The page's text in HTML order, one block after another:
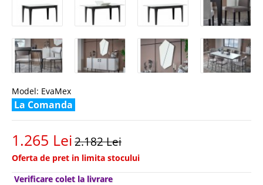
Model: EvaMex
La Comanda
1.265 Lei2.182 Lei
Oferta de pret in limita stocului
Verificare colet la livrare